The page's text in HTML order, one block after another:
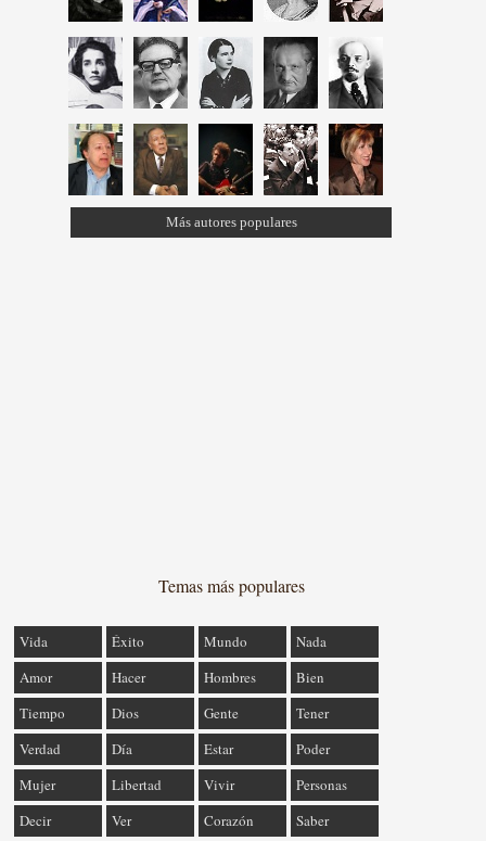
Más autores populares
Temas más populares
Vida Éxito Mundo
Nada
Amor
Hacer Hombres
Bien
Tiempo
Dios Gente
Tener
Verdad
Día Estar
Poder
Mujer
Libertad Vivir
Personas
Decir
Ver Corazón Saber